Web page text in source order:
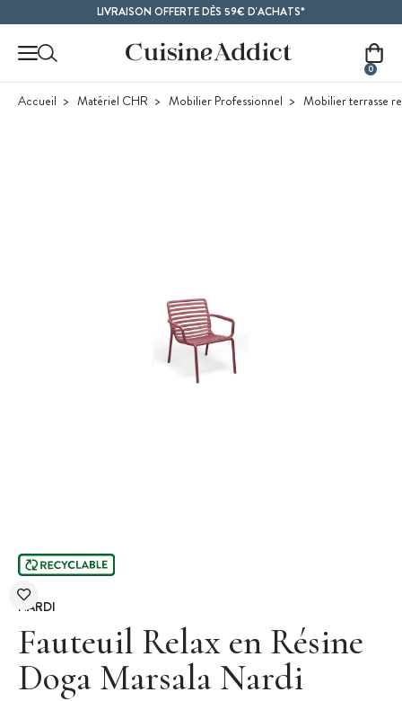
LIVRAISON OFFERTE DÈS 59€ D'ACHATS*
0
Accueil Matériel CHR Mobilier Professionnel Mobilier terrasse
NARDI
Fauteuil Relax en Résine
Doga Marsala Nardi